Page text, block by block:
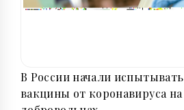
В России начали испытывать
вакцины от коронавируса на